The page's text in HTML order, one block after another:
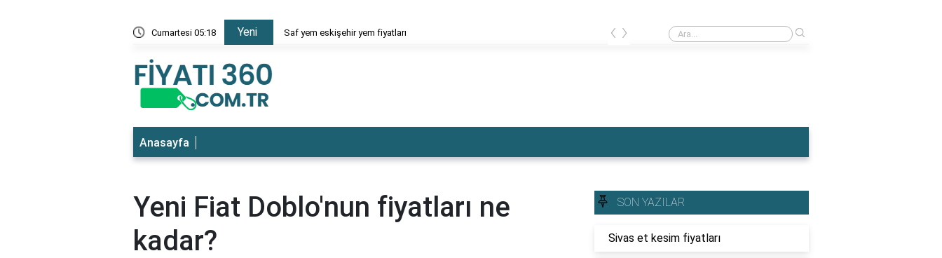
Cumartesi 05:18 Yeni Saf yem eskişehir yem fiyatları Ahşap traktör fiyatları
‹ ›
Anasayfa
Yeni Fiat Doblo'nun fiyatları ne
kadar?
SON YAZILAR
Sivas et kesim fiyatları